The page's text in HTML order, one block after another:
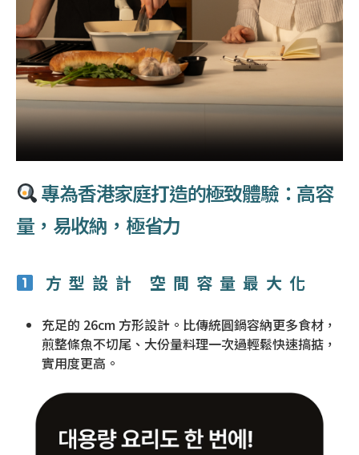
專為香港家庭打造的極致體驗：高容
量，易收納，極省力
方型設計 空間容量最大化
充足的 26cm 方形設計。比傳統圓鍋容納更多食材，
煎整條魚不切尾、大份量料理一次過輕鬆快速搞掂，
實用度更高。